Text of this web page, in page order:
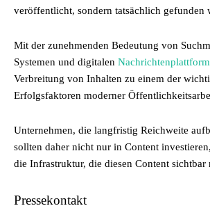
veröffentlicht, sondern tatsächlich gefunden
Mit der zunehmenden Bedeutung von
Systemen und digitalen
Verbreitung von Inhalten zu einem der
Erfolgsfaktoren moderner
Unternehmen, die langfristig Reichweite
sollten daher nicht nur in Content
die Infrastruktur, die diesen Content sichtbar
Pressekontakt